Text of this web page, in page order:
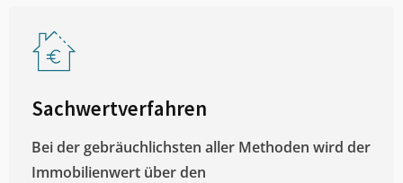
Sachwertverfahren
Bei der gebräuchlichsten aller Methoden wird der
Immobilienwert über den